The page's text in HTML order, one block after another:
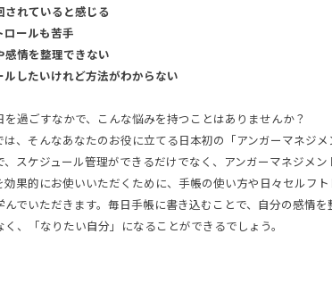
れていると感じる
ロールも苦手
情を整理できない
したいけれど方法がわからない
過ごすなかで、こんな悩みを持つことはありませんか？
、そんなあなたのお役に立てる日本初の「アンガーマネジ
スケジュール管理ができるだけでなく、アンガーマネジメ
果的にお使いいただくために、手帳の使い方や日々セルフ
でいただきます。毎日手帳に書き込むことで、自分の感情
、「なりたい自分」になることができるでしょう。